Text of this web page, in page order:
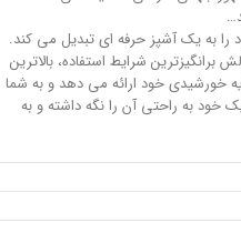
را به یک آشپز حرفه ای تبدیل می کند.
شرایط استفاده، بالاترین
خورشیدی خود ارائه می دهد و به شما
خود به راحتی آن را نگه داشته و به